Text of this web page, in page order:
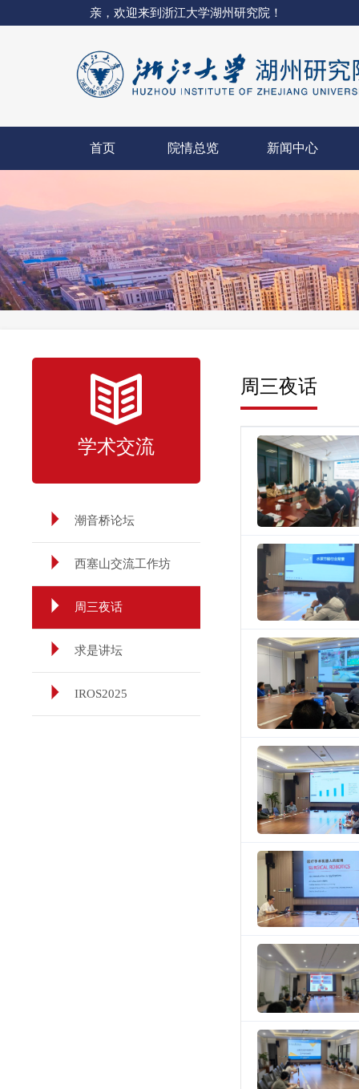
亲，欢迎来到浙江大学湖州研究院！
首页 院情总览 新闻中心
学术交流
潮音桥论坛
西塞山交流工作坊
周三夜话
求是讲坛
IROS2025
周三夜话